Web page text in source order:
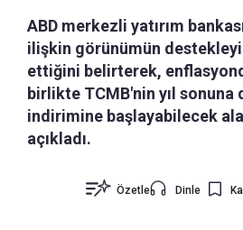
ABD merkezli yatırım
ilişkin görünümün
ettiğini belirterek,
birlikte TCMB'nin yıl sonuna
indirimine başlayabilecek
açıkladı.
Özetle Dinle